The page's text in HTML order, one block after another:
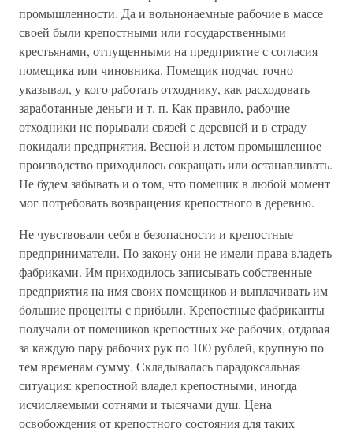
промышленности. Да и вольнонаемные рабочие в массе
своей были крепостными или государственными
крестьянами, отпущенными на предприятие с согласия
помещика или чиновника. Помещик подчас точно
указывал, у кого работать отходнику, как расходовать
заработанные деньги и т. п. Как правило, рабочие-
отходники не порывали связей с деревней и в страду
покидали предприятия. Весной и летом промышленное
производство приходилось сокращать или останавливать.
Не будем забывать и о том, что помещик в любой момент
мог потребовать возвращения крепостного в деревню.
Не чувствовали себя в безопасности и крепостные-
предприниматели. По закону они не имели права владеть
фабриками. Им приходилось записывать собственные
предприятия на имя своих помещиков и выплачивать им
большие проценты с прибыли. Крепостные фабриканты
получали от помещиков крепостных же рабочих, отдавая
за каждую пару рабочих рук по 100 рублей, крупную по
тем временам сумму. Складывалась парадоксальная
ситуация: крепостной владел крепостными, иногда
исчисляемыми сотнями и тысячами душ. Цена
освобождения от крепостного состояния для таких